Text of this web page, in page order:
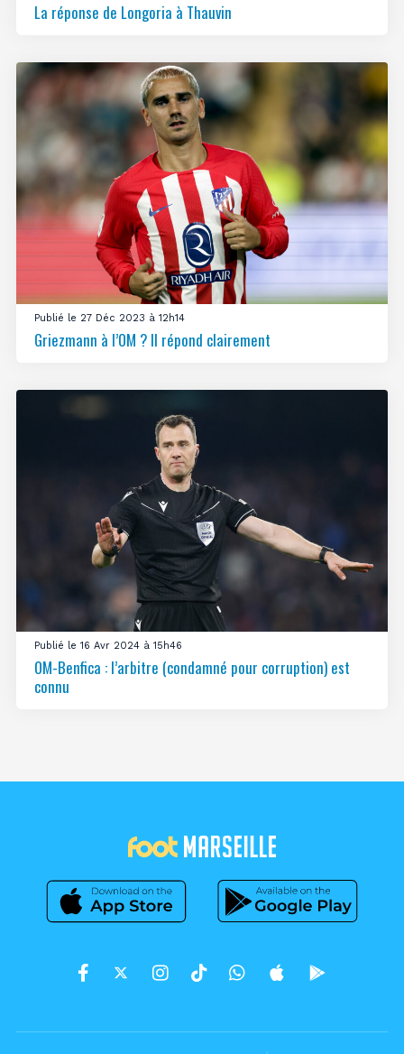
La réponse de Longoria à Thauvin
Publié le 27 Déc 2023 à 12h14
Griezmann à l’OM ? Il répond clairement
Publié le 16 Avr 2024 à 15h46
OM-Benfica : l’arbitre (condamné pour corruption) est
connu